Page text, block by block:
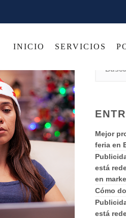
INICIO SERVICIOS
Mejor
feria en
está
en
Cómo
está